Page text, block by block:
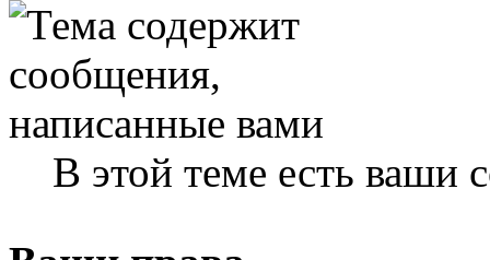
В этой теме есть ваши